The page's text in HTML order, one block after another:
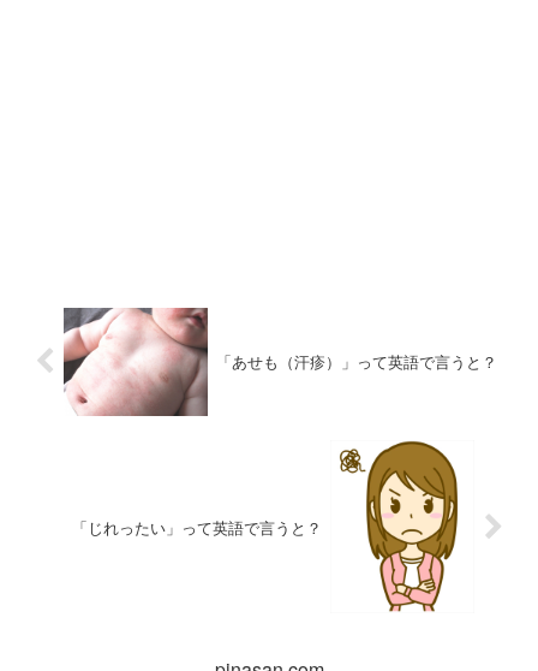
「あせも（汗疹）」って英語で言うと？
「じれったい」って英語で言うと？